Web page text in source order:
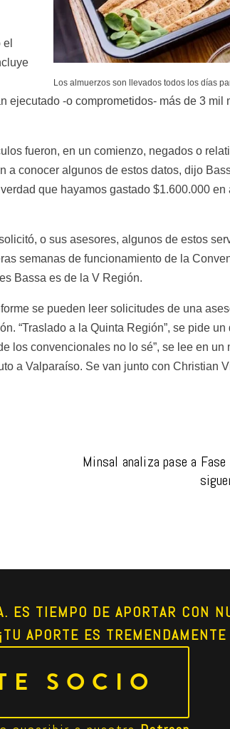
Los almuerzos son llevados todos los días
ejecutado -o comprometidos- más de 3 mil
fueron, en un comienzo, negados o
conocer algunos de estos datos, dijo
que hayamos gastado $1.600.000
o sus asesores, algunos de estos
semanas de funcionamiento de la
Bassa es de la V Región.
se pueden leer solicitudes de una
“Traslado a la Quinta Región”, se pide un
los convencionales no lo sé”, se lee en
a Valparaíso. Se van junto con Christian
Minsal analiza pase a
ES TIEMPO DE APORTAR CON
APORTE ES TREMENDAMENTE
SOCIO